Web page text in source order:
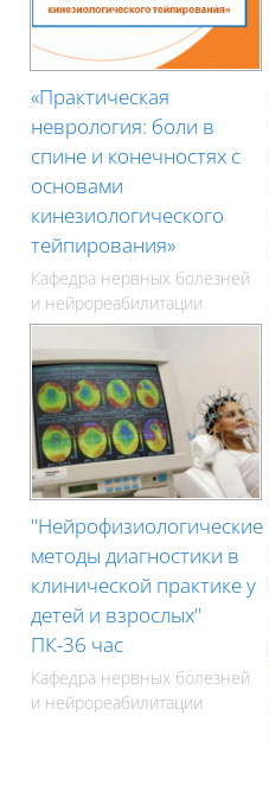
«Практическая
неврология: боли в
спине и конечностях с
основами
кинезиологического
тейпирования»
Кафедра нервных болезней
и нейрореабилитации
"Нейрофизиологические
методы диагностики в
клинической практике у
детей и взрослых"
ПК-36 час
Кафедра нервных болезней
и нейрореабилитации